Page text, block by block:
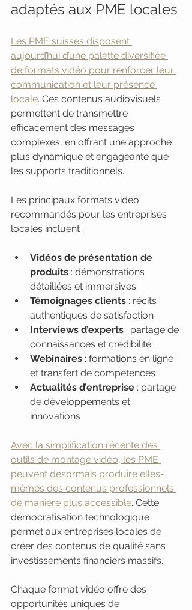
adaptés aux PME locales
Les PME suisses disposent
aujourd’hui d’une palette diversifiée
de formats vidéo pour renforcer leur
communication et leur présence
locale. Ces contenus audiovisuels
permettent de transmettre
efficacement des messages
complexes, en offrant une approche
plus dynamique et engageante que
les supports traditionnels.
Les principaux formats vidéo
recommandés pour les entreprises
locales incluent :
Vidéos de présentation de
produits : démonstrations
détaillées et immersives
Témoignages clients : récits
authentiques de satisfaction
Interviews d’experts : partage de
connaissances et crédibilité
Webinaires : formations en ligne
et transfert de compétences
Actualités d’entreprise : partage
de développements et
innovations
Avec la simplification récente des
outils de montage vidéo, les PME
peuvent désormais produire elles-
mêmes des contenus professionnels
de manière plus accessible. Cette
démocratisation technologique
permet aux entreprises locales de
créer des contenus de qualité sans
investissements financiers massifs.
Chaque format vidéo offre des
opportunités uniques de